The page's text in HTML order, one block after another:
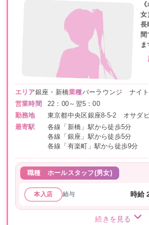
女
長
ま
エリア銀座・新橋業種バーラウンジ ナイト
営業時間
22：00～翌5：00
勤務地
東京都中央区銀座8-5-2 オサダ
最寄駅
各線「新橋」駅から徒歩5分
各線「銀座」駅から徒歩5分
各線「有楽町」駅から徒歩9分
職種 ホールスタッフ(男女)
本入店 給与 時給
続きを見る